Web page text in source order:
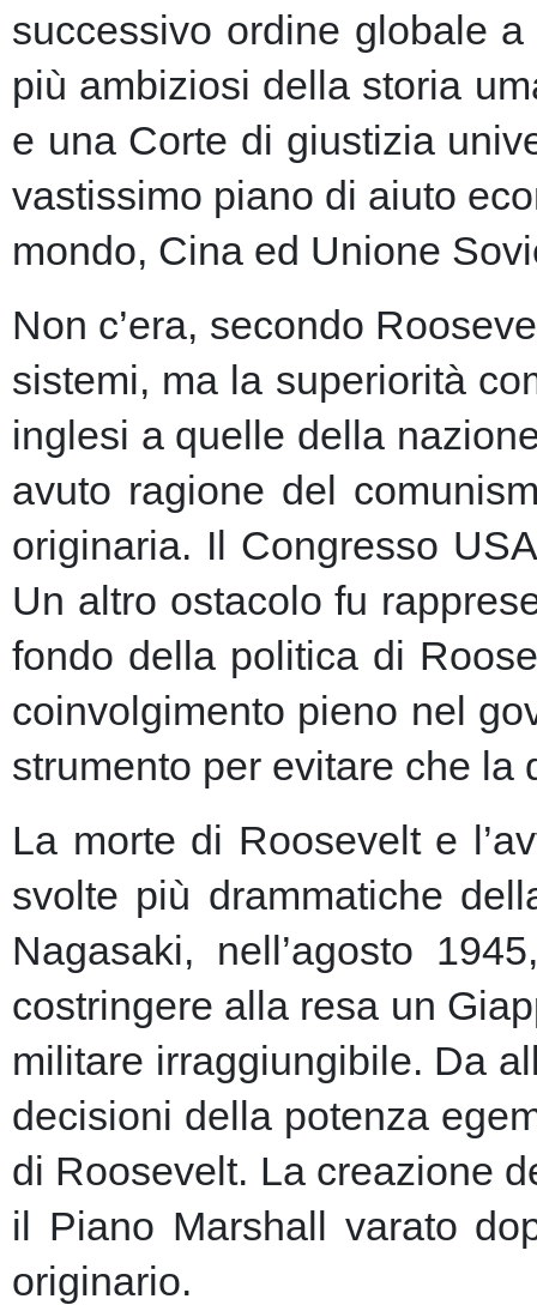
successivo ordine globale
più ambiziosi della storia
e una Corte di giustizia
vastissimo piano di aiuto
mondo, Cina ed Unione
Non c’era, secondo
sistemi, ma la superiorità
inglesi a quelle della
avuto ragione del
originaria. Il Congresso
Un altro ostacolo fu
fondo della politica di
coinvolgimento pieno nel
strumento per evitare che
La morte di Roosevelt e
svolte più drammatiche
Nagasaki, nell’agosto
costringere alla resa un
militare irraggiungibile. Da
decisioni della potenza
di Roosevelt. La creazione
il Piano Marshall varato
originario.